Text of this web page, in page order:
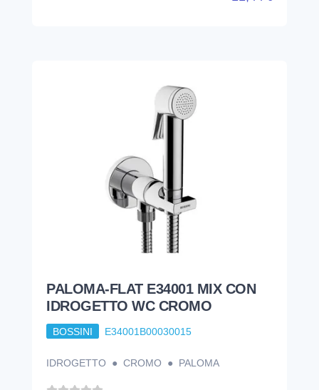
PALOMA-FLAT E34001 MIX CON
IDROGETTO WC CROMO
BOSSINI E34001B00030015
IDROGETTO ● CROMO ● PALOMA